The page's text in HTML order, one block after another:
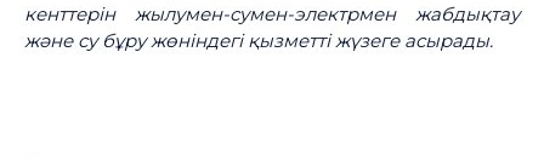
кенттерін жылумен-сумен-электрмен жабдықтау
және су бұру жөніндегі қызметті жүзеге асырады.